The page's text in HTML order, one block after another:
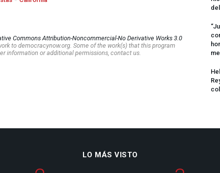
Commons Attribution-Noncommercial-No Derivative Works 3.0
to democracynow.org. Some of the work(s) that this program
information or additional permissions, contact us.
LO MÁS VISTO